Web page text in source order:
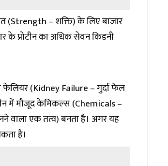
(Strength – शक्ति) के लिए बाजार
के प्रोटीन का अधिक सेवन किडनी
(Kidney Failure – गुर्दा फेल
में मौजूद केमिकल्स (Chemicals –
वाला एक तत्व) बनता है। अगर यह
है।